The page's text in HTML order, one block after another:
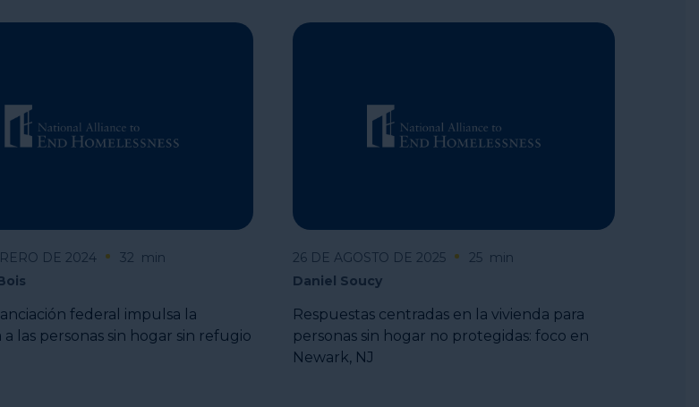
DE 2024 32 min
federal impulsa la
a las personas sin hogar sin refugio
26 DE AGOSTO DE 2025 25 min
Daniel Soucy
Respuestas centradas en la vivienda para
personas sin hogar no protegidas: foco en
Newark, NJ